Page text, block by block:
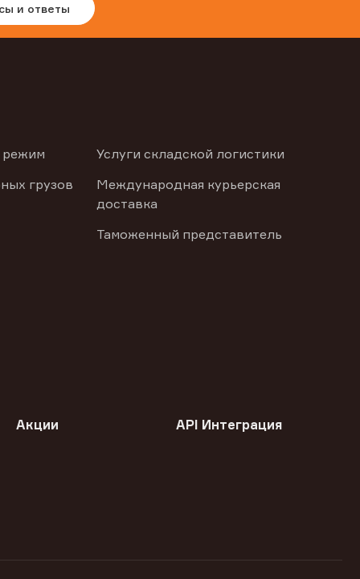
и ответы
режим
грузов
Услуги складской логистики
Международная курьерская
доставка
Таможенный представитель
Акции API Интеграция